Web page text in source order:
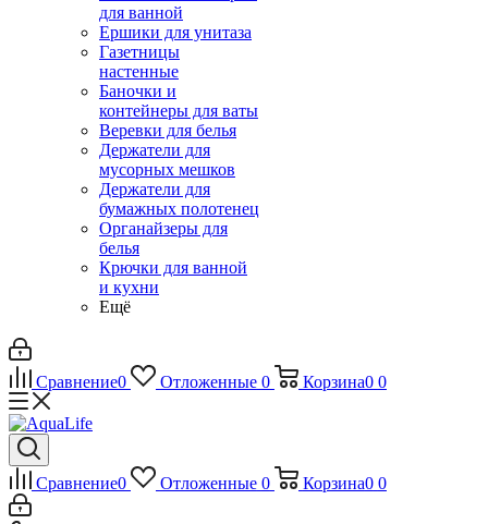
для ванной
Ершики для унитаза
Газетницы
настенные
Баночки и
контейнеры для ваты
Веревки для белья
Держатели для
мусорных мешков
Держатели для
бумажных полотенец
Органайзеры для
белья
Крючки для ванной
и кухни
Ещё
Сравнение0 Отложенные 0 Корзина0 0
Сравнение0 Отложенные 0 Корзина0 0